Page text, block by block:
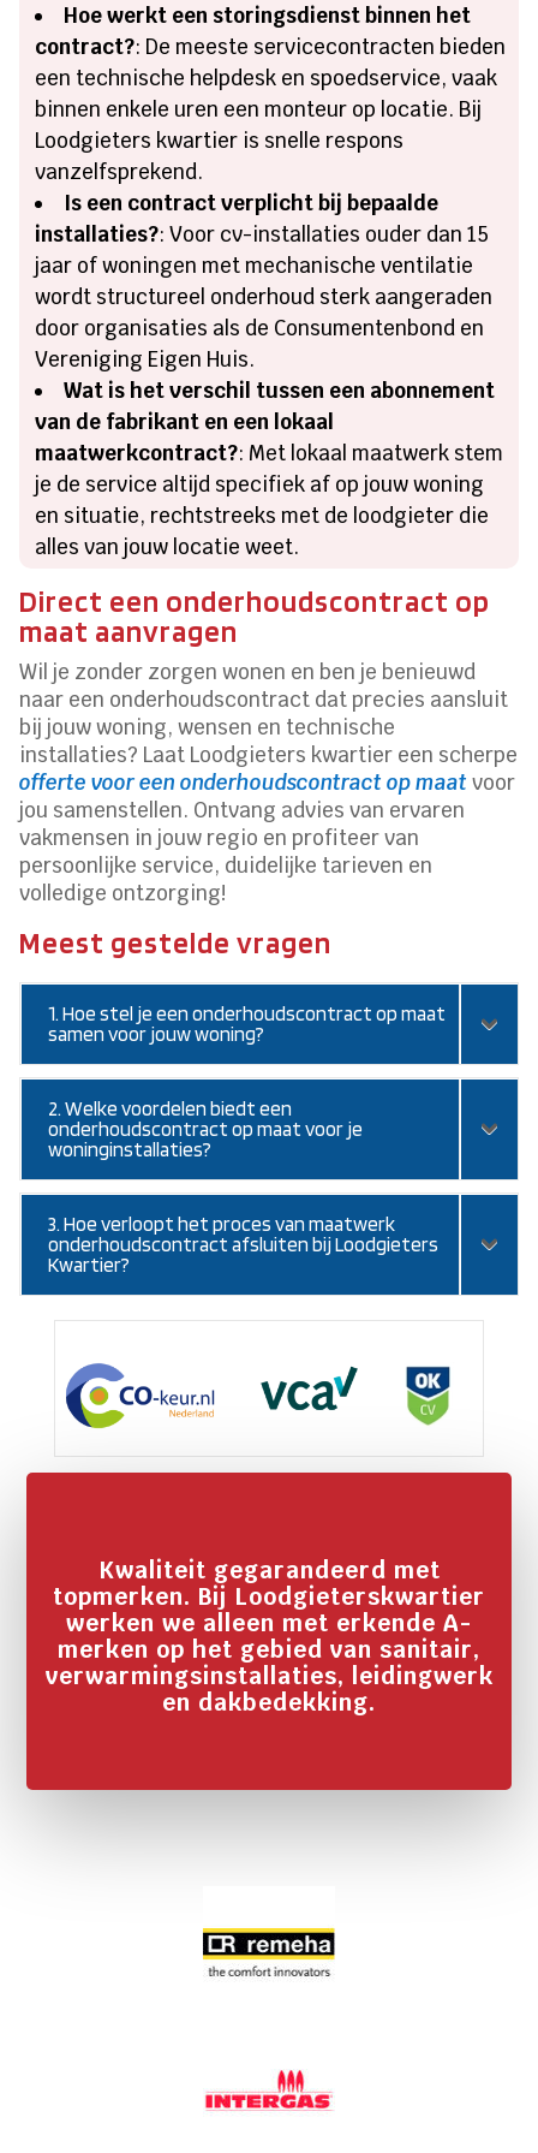
Hoe werkt een storingsdienst binnen het
contract?: De meeste servicecontracten bieden
een technische helpdesk en spoedservice, vaak
binnen enkele uren een monteur op locatie. Bij
Loodgieters kwartier is snelle respons
vanzelfsprekend.
Is een contract verplicht bij bepaalde
installaties?: Voor cv-installaties ouder dan 15
jaar of woningen met mechanische ventilatie
wordt structureel onderhoud sterk aangeraden
door organisaties als de Consumentenbond en
Vereniging Eigen Huis.
Wat is het verschil tussen een abonnement
van de fabrikant en een lokaal
maatwerkcontract?: Met lokaal maatwerk stem
je de service altijd specifiek af op jouw woning
en situatie, rechtstreeks met de loodgieter die
alles van jouw locatie weet.
Direct een onderhoudscontract op
maat aanvragen
Wil je zonder zorgen wonen en ben je benieuwd
naar een onderhoudscontract dat precies aansluit
bij jouw woning, wensen en technische
installaties? Laat Loodgieters kwartier een scherpe
offerte voor een onderhoudscontract op maat voor
jou samenstellen. Ontvang advies van ervaren
vakmensen in jouw regio en profiteer van
persoonlijke service, duidelijke tarieven en
volledige ontzorging!
Meest gestelde vragen
1. Hoe stel je een onderhoudscontract op maat
samen voor jouw woning?
2. Welke voordelen biedt een
onderhoudscontract op maat voor je
woninginstallaties?
3. Hoe verloopt het proces van maatwerk
onderhoudscontract afsluiten bij Loodgieters
Kwartier?
Kwaliteit gegarandeerd met
topmerken. Bij Loodgieterskwartier
werken we alleen met erkende A-
merken op het gebied van sanitair,
verwarmingsinstallaties, leidingwerk
en dakbedekking.